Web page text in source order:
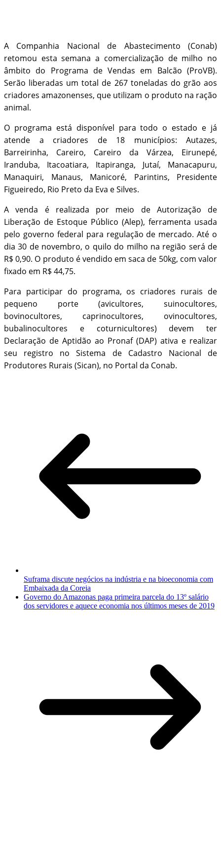
A Companhia Nacional de Abastecimento (Conab)
retomou esta semana a comercialização de milho no
âmbito do Programa de Vendas em Balcão (ProVB).
Serão liberadas um total de 267 toneladas do grão aos
criadores amazonenses, que utilizam o produto na ração
animal.
O programa está disponível para todo o estado e já
atende a criadores de 18 municípios: Autazes,
Barreirinha, Careiro, Careiro da Várzea, Eirunepé,
Iranduba, Itacoatiara, Itapiranga, Jutaí, Manacapuru,
Manaquiri, Manaus, Manicoré, Parintins, Presidente
Figueiredo, Rio Preto da Eva e Silves.
A venda é realizada por meio de Autorização de
Liberação de Estoque Público (Alep), ferramenta usada
pelo governo federal para regulação de mercado. Até o
dia 30 de novembro, o quilo do milho na região será de
R$ 0,90. O produto é vendido em saca de 50kg, com valor
fixado em R$ 44,75.
Para participar do programa, os criadores rurais de
pequeno porte (avicultores, suinocultores,
bovinocultores, caprinocultores, ovinocultores,
bubalinocultores e coturnicultores) devem ter
Declaração de Aptidão ao Pronaf (DAP) ativa e realizar
seu registro no Sistema de Cadastro Nacional de
Produtores Rurais (Sican), no Portal da Conab.
Suframa discute negócios na indústria e na bioeconomia com
Embaixada da Coreia
Governo do Amazonas paga primeira parcela do 13º salário
dos servidores e aquece economia nos últimos meses de 2019